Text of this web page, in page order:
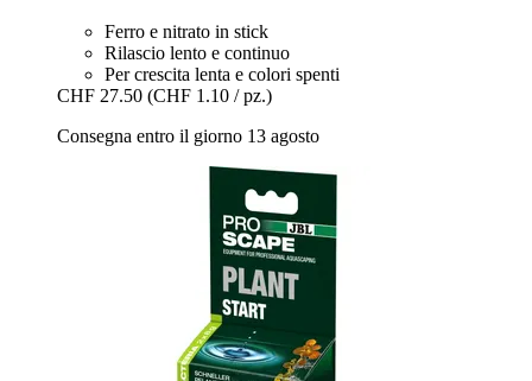
Ferro e nitrato in stick
Rilascio lento e continuo
Per crescita lenta e colori spenti
CHF 27.50 (CHF 1.10 / pz.)
Consegna entro il giorno 13 agosto